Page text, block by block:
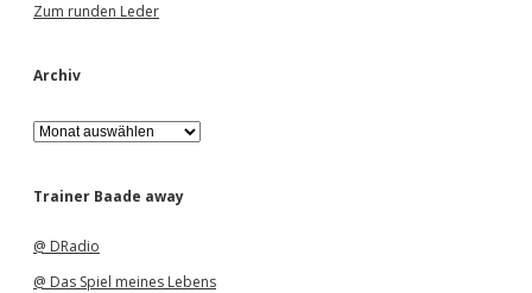
Zum runden Leder
Archiv
A
r
h
Trainer Baade away
@ DRadio
@ Das Spiel meines Lebens